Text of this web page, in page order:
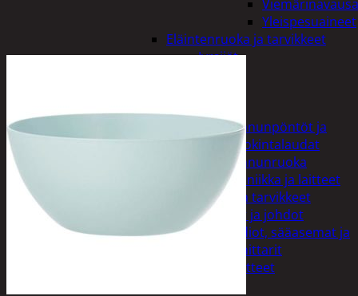
Yleispesuaineet
Eläintenruoka ja tarvikkeet
Jyrsijät
Linnunpöntöt ja
ruokintalaudat
Linnunruoka
Kodin elektroniikka ja laitteet
Imurit ja tarvikkeet
Kaapelit ja johdot
Kelloradiot, sääasemat ja
lämpömittarit
Oheislaitteet